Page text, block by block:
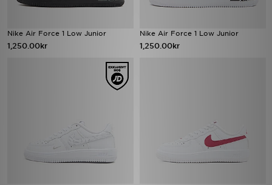
Nike Air Force 1 Low Junior
1,250.00kr
Nike Air Force 1 Low Junior
1,250.00kr